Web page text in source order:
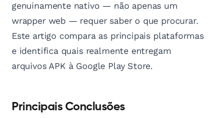
genuinamente nativo — não apenas um
wrapper web — requer saber o que procurar.
Este artigo compara as principais plataformas
e identifica quais realmente entregam
arquivos APK à Google Play Store.
Principais Conclusões